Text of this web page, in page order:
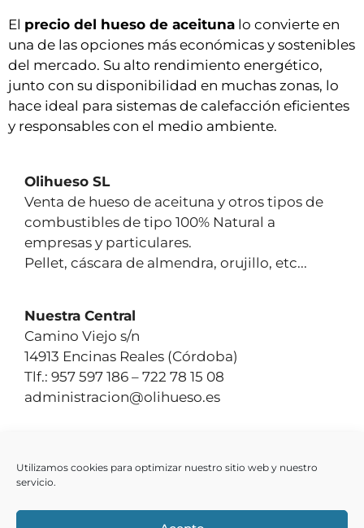
Utilizamos cookies para optimizar nuestro sitio web y nuestro
servicio.
El precio del hueso de aceituna lo convierte en
una de las opciones más económicas y sostenibles
del mercado. Su alto rendimiento energético,
junto con su disponibilidad en muchas zonas, lo
hace ideal para sistemas de calefacción eficientes
y responsables con el medio ambiente.
Olihueso SL
Venta de hueso de aceituna y otros tipos de
combustibles de tipo 100% Natural a
empresas y particulares.
Pellet, cáscara de almendra, orujillo, etc...
Nuestra Central
Camino Viejo s/n
14913 Encinas Reales (Córdoba)
Tlf.: 957 597 186 – 722 78 15 08‬
administracion@olihueso.es
Hueso de aceituna
Pellet
Otros Productos